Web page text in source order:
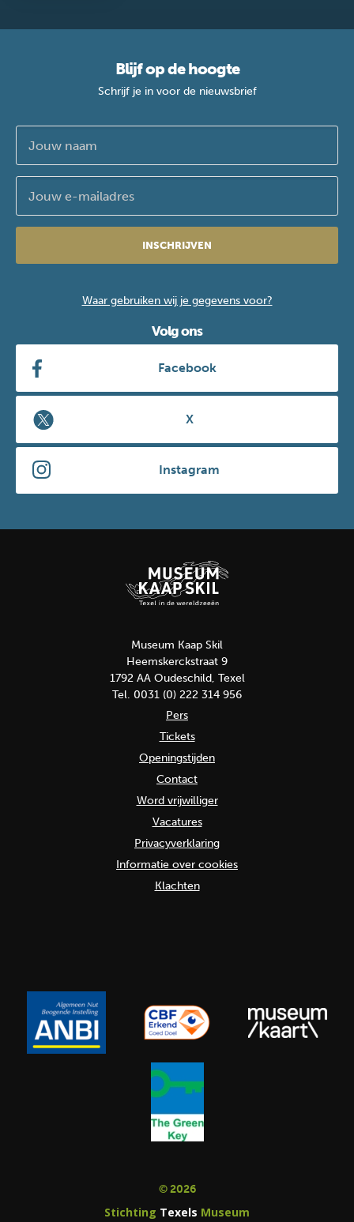
Blijf op de hoogte
Schrijf je in voor de nieuwsbrief
INSCHRIJVEN
Waar gebruiken wij je gegevens voor?
Volg ons
Facebook
X
Instagram
Museum Kaap Skil
Heemskerckstraat 9
1792 AA Oudeschild, Texel
Tel. 0031 (0) 222 314 956
Pers
Tickets
Openingstijden
Contact
Word vrijwilliger
Vacatures
Privacyverklaring
Informatie over cookies
Klachten
© 2026
Stichting Texels Museum